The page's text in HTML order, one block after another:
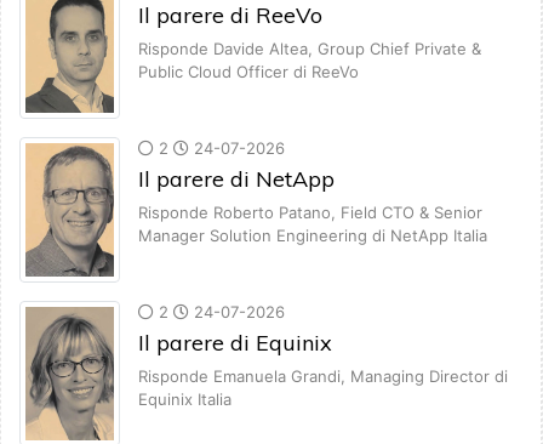
Il parere di ReeVo
Risponde Davide Altea, Group Chief Private &
Public Cloud Officer di ReeVo
2 24-07-2026
Il parere di NetApp
Risponde Roberto Patano, Field CTO & Senior
Manager Solution Engineering di NetApp Italia
2 24-07-2026
Il parere di Equinix
Risponde Emanuela Grandi, Managing Director di
Equinix Italia